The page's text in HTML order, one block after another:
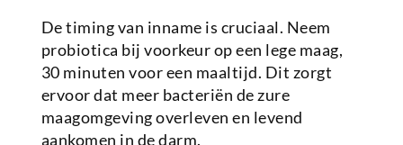
De timing van inname is cruciaal. Neem
probiotica bij voorkeur op een lege maag,
30 minuten voor een maaltijd. Dit zorgt
ervoor dat meer bacteriën de zure
maagomgeving overleven en levend
aankomen in de darm.